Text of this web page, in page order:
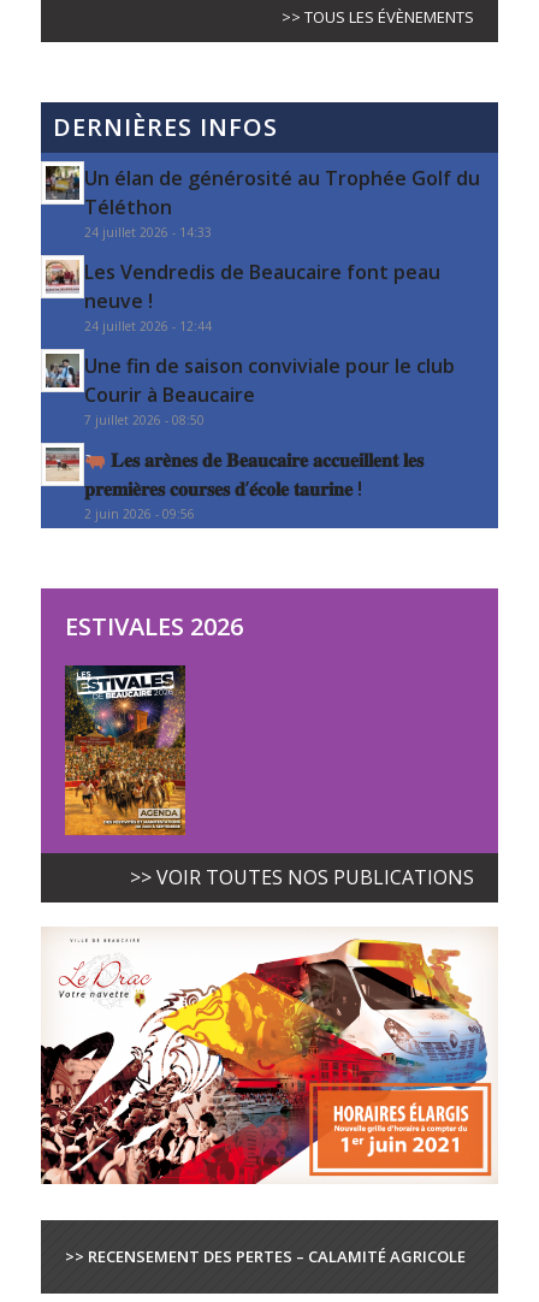
>> TOUS LES ÉVÈNEMENTS
DERNIÈRES INFOS
Un élan de générosité au Trophée Golf du
Téléthon
24 juillet 2026 - 14:33
Les Vendredis de Beaucaire font peau
neuve !
24 juillet 2026 - 12:44
Une fin de saison conviviale pour le club
Courir à Beaucaire
7 juillet 2026 - 08:50
𝐋𝐞𝐬 𝐚𝐫𝐞̀𝐧𝐞𝐬 𝐝𝐞 𝐁𝐞𝐚𝐮𝐜𝐚𝐢𝐫𝐞 𝐚𝐜𝐜𝐮𝐞𝐢𝐥𝐥𝐞𝐧𝐭 𝐥𝐞𝐬
𝐩𝐫𝐞𝐦𝐢𝐞̀𝐫𝐞𝐬 𝐜𝐨𝐮𝐫𝐬𝐞𝐬 𝐝’𝐞́𝐜𝐨𝐥𝐞 𝐭𝐚𝐮𝐫𝐢𝐧𝐞 !
2 juin 2026 - 09:56
ESTIVALES 2026
>> VOIR TOUTES NOS PUBLICATIONS
>> RECENSEMENT DES PERTES – CALAMITÉ AGRICOLE